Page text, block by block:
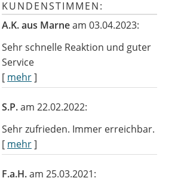
KUNDENSTIMMEN:
A.K. aus Marneam 03.04.2023:
Sehr schnelle Reaktion und guter
Service
[ mehr]
S.P.am 22.02.2022:
Sehr zufrieden. Immer erreichbar.
[ mehr]
F.a.H.am 25.03.2021: